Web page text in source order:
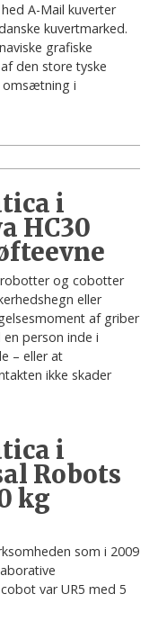
A-Mail kuverter
kuvertmarked.
grafiske
den store tyske
omsætning i
i
HC30
og cobotter
eller
af griber
person inde i
– eller at
ikke skader
i
Robots
kg
som i 2009
var UR5 med 5